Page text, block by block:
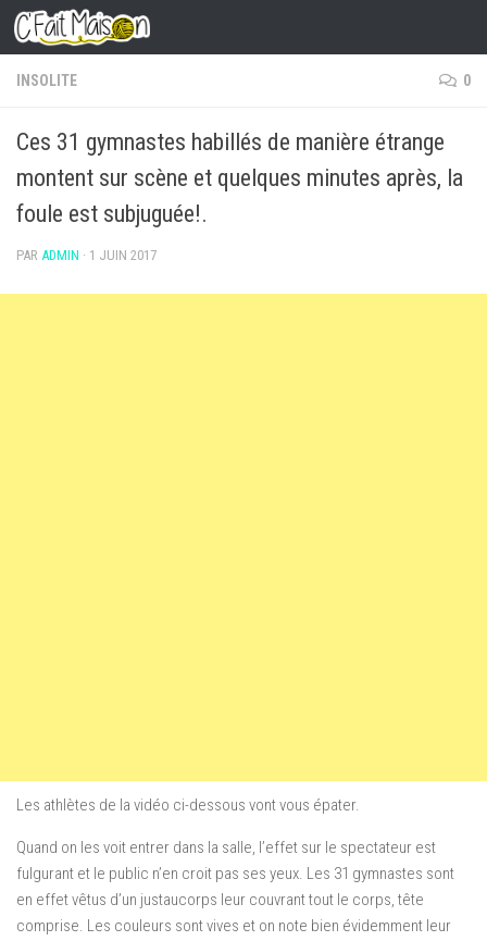
Skip to content
INSOLITE 0
Ces 31 gymnastes habillés de manière étrange
montent sur scène et quelques minutes après, la
foule est subjuguée!.
PAR ADMIN · 1 JUIN 2017
Les athlètes de la vidéo ci-dessous vont vous épater.
Quand on les voit entrer dans la salle, l’effet sur le spectateur est
fulgurant et le public n’en croit pas ses yeux. Les 31 gymnastes sont
en effet vêtus d’un justaucorps leur couvrant tout le corps, tête
comprise. Les couleurs sont vives et on note bien évidemment leur